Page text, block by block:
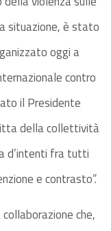
situazione, è stato
oggi a
contro
il Presidente
della collettività
d’intenti fra tutti
e contrasto”.
che,